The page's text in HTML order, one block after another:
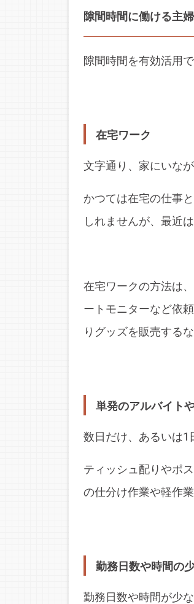
隙間時間に働ける主
隙間時間を有効活用
在宅ワーク
文字通り、家にいな
かつては在宅の仕事
しれませんが、最近
在宅ワークの方法は
ートモニターなど依
りグッズを販売する
単発のアルバイト
数日だけ、あるいは1
ティッシュ配りやポ
の仕分け作業や軽作業
勤務日数や時間の
勤務日数や時間が少